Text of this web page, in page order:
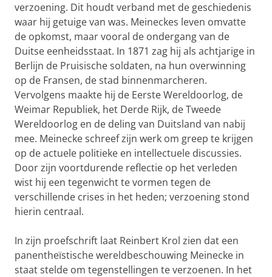
verzoening. Dit houdt verband met de geschiedenis
waar hij getuige van was. Meineckes leven omvatte
de opkomst, maar vooral de ondergang van de
Duitse eenheidsstaat. In 1871 zag hij als achtjarige in
Berlijn de Pruisische soldaten, na hun overwinning
op de Fransen, de stad binnenmarcheren.
Vervolgens maakte hij de Eerste Wereldoorlog, de
Weimar Republiek, het Derde Rijk, de Tweede
Wereldoorlog en de deling van Duitsland van nabij
mee. Meinecke schreef zijn werk om greep te krijgen
op de actuele politieke en intellectuele discussies.
Door zijn voortdurende reflectie op het verleden
wist hij een tegenwicht te vormen tegen de
verschillende crises in het heden; verzoening stond
hierin centraal.
In zijn proefschrift laat Reinbert Krol zien dat een
panentheïstische wereldbeschouwing Meinecke in
staat stelde om tegenstellingen te verzoenen. In het